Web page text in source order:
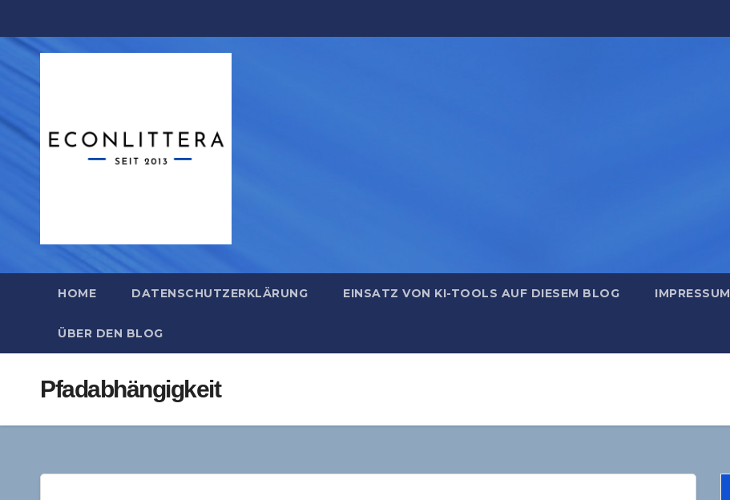
Inhalt
springen
HOME DATENSCHUTZERKLÄRUNG EINSATZ VON KI-TOOLS AUF DIESEM BLOG IMPRESSUM
ÜBER DEN BLOG
Pfadabhängigkeit